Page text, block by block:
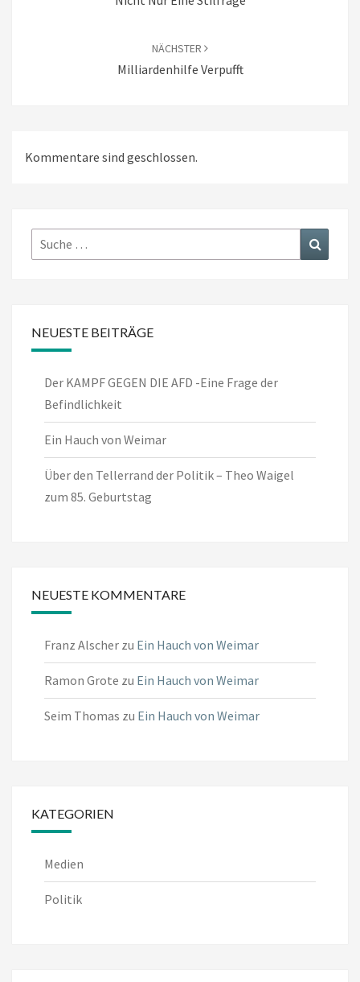
NÄCHSTER
Milliardenhilfe Verpufft
Kommentare sind geschlossen.
Suche
nach:
NEUESTE BEITRÄGE
Der KAMPF GEGEN DIE AFD -Eine Frage der
Befindlichkeit
Ein Hauch von Weimar
Über den Tellerrand der Politik – Theo Waigel
zum 85. Geburtstag
NEUESTE KOMMENTARE
Franz Alscher zu Ein Hauch von Weimar
Ramon Grote zu Ein Hauch von Weimar
Seim Thomas zu Ein Hauch von Weimar
KATEGORIEN
Medien
Politik